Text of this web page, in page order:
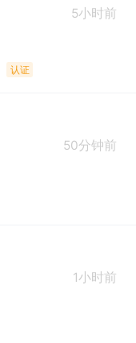
5小时前
认证
50分钟前
1小时前